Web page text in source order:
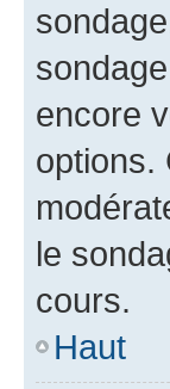
encore
options.
le
cours.
Haut